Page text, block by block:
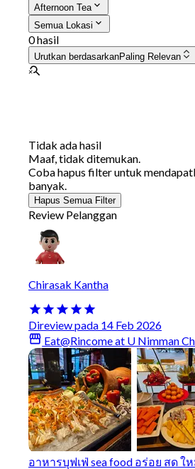
Afternoon Tea
Semua Lokasi
0 hasil
Urutkan berdasarkanPaling Relevan
Tidak ada hasil
Maaf, tidak ditemukan.
Coba hapus filter untuk
banyak.
Hapus Semua Filter
Review Pelanggan
Chirasak Kantha
Direview pada 14 Feb 2026
Eat@Rincome at U Nimman
อาหารบุฟเฟ่ sea food อร่อย สด